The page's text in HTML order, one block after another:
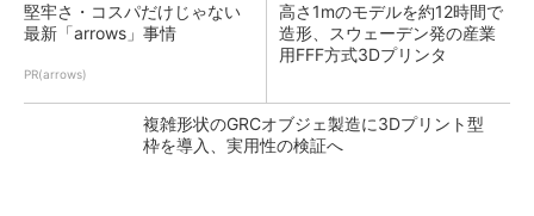
堅牢さ・コスパだけじゃない
最新「arrows」事情
PR(arrows)
高さ1mのモデルを約12時間で
造形、スウェーデン発の産業
用FFF方式3Dプリンタ
複雑形状のGRCオブジェ製造に3Dプリント型
枠を導入、実用性の検証へ